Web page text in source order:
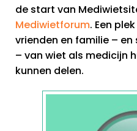
de start van
Mediwietforum. Een
vrienden en familie –
– van wiet als medicijn
kunnen delen.